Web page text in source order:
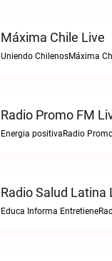
Máxima Chile Live
Uniendo ChilenosMáxima
Radio Promo FM
Energia positivaRadio
Radio Salud Latina
Educa Informa